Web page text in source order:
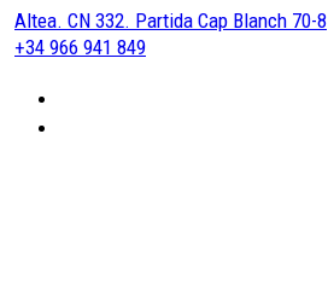
Altea. CN 332. Partida Cap Blanch 70-8
+34 966 941 849